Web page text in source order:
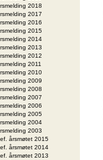
2018
2017
2016
2015
2014
2013
2012
2011
2010
2009
2008
2007
2006
2005
2004
2003
årsmøtet 2015
årsmøtet 2014
årsmøtet 2013